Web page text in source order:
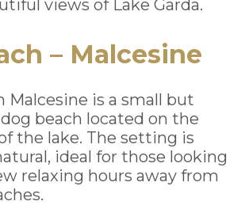
views of Lake Garda.
– Malcesine
Malcesine is a small but
beach located on the
the lake. The setting is
ideal for those looking
relaxing hours away from